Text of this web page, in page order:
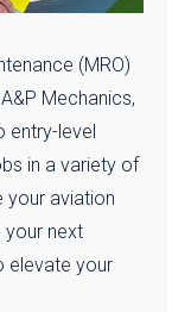
(MRO)
Mechanics,
entry-level
in a variety of
your aviation
your next
elevate your